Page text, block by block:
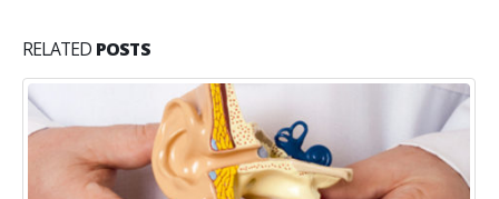
RELATED POSTS